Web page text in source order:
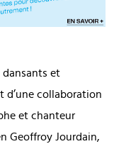
dansants et
d’une collaboration
et chanteur
Geoffroy Jourdain,